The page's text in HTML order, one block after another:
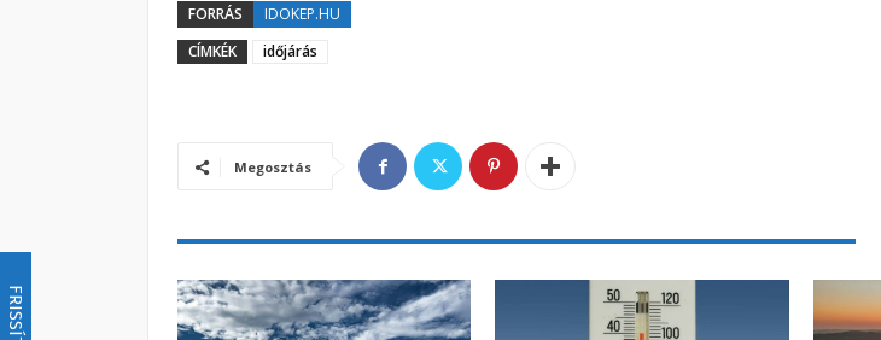
FRISSÍTÉS
FORRÁS
IDOKEP.HU
CÍMKÉK
időjárás
Megosztás